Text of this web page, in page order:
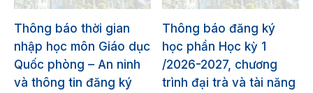
Thông báo thời gian
nhập học môn Giáo dục
Quốc phòng – An ninh
và thông tin đăng ký
Thông báo đăng ký
học phần Học kỳ 1
/2026-2027, chương
trình đại trà và tài năng